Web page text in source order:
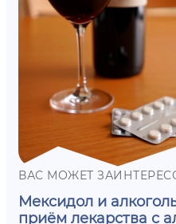
ВАС МОЖЕТ
Мексидол и
приём лекарства с